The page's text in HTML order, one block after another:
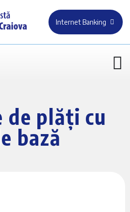
Internet Banking
de plăți cu
bază